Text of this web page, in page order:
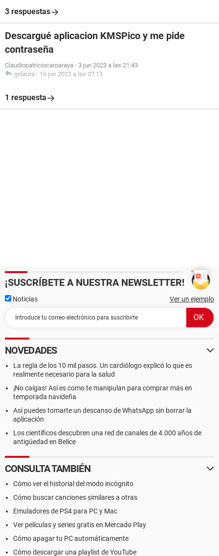
3 respuestas
Descargué aplicacion KMSPico y me pide
contraseña
Claudiopatriciocaroaraya - 3 jun 2023 a las 21:43
gslaura - 16 jun 2023 a las 07:13
1 respuesta
¡SUSCRÍBETE A NUESTRA NEWSLETTER!
Noticias Ver un ejemplo
NOVEDADES
La regla de los 10 mil pasos. Un cardiólogo explicó lo que es
realmente necesario para la salud
¡No caigas! Así es como te manipulan para comprar más en
temporada navideña
Así puedes tomarte un descanso de WhatsApp sin borrar la
aplicación
Los científicos descubren una red de canales de 4.000 años de
antigüedad en Belice
CONSULTA TAMBIÉN
Cómo ver el historial del modo incógnito
Cómo buscar canciones similares a otras
Emuladores de PS4 para PC y Mac
Ver películas y series gratis en Mercado Play
Cómo apagar tu PC automáticamente
Cómo descargar una playlist de YouTube